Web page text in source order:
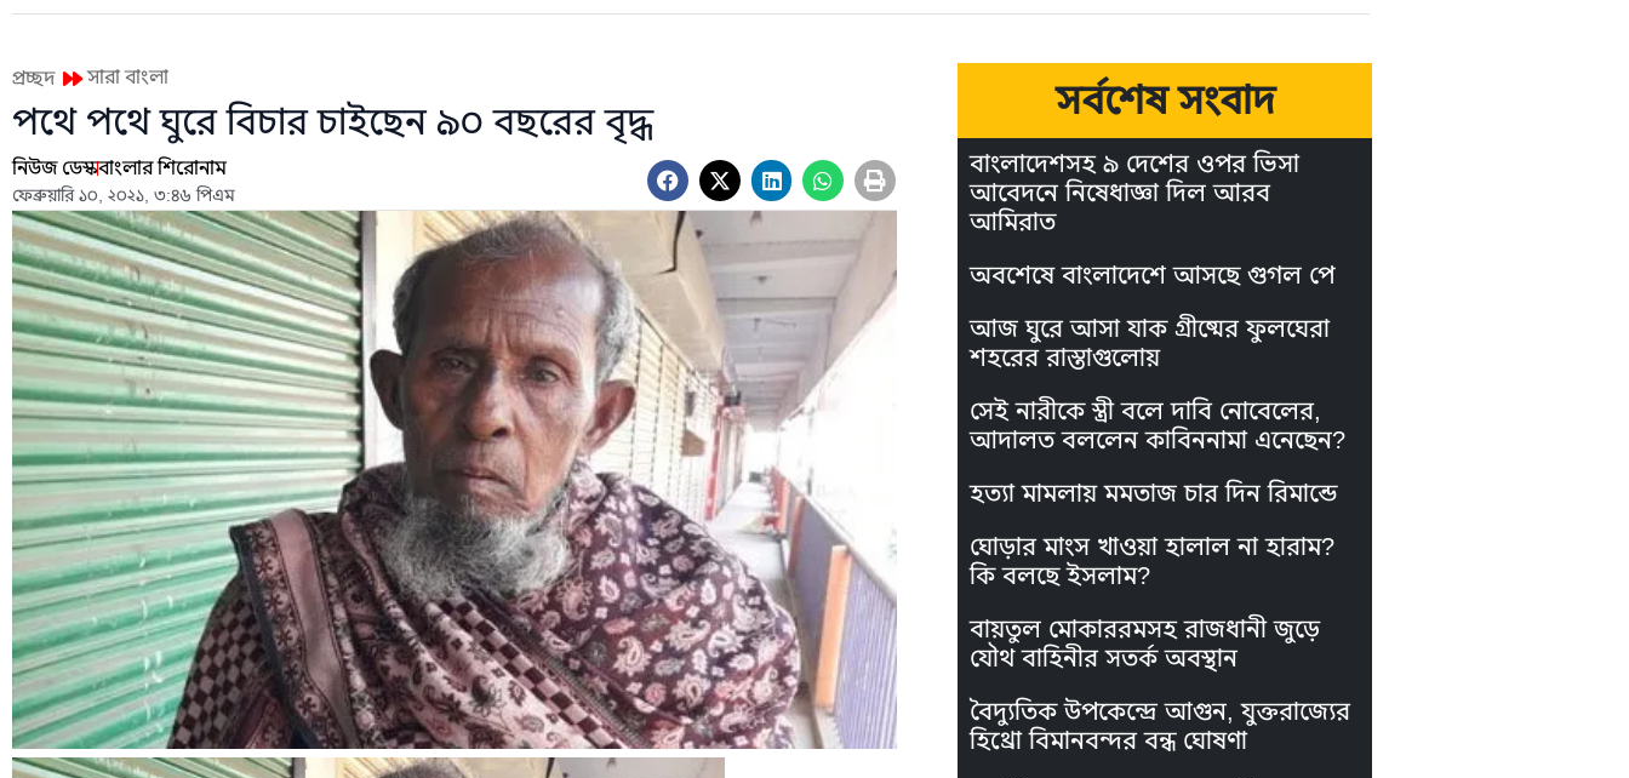
প্রচ্ছদ সারা বাংলা
পথে পথে ঘুরে বিচার চাইছেন ৯০ বছরের বৃদ্ধ
নিউজ ডেস্কবাংলার শিরোনাম
ফেব্রুয়ারি ১০, ২০২১, ৩:৪৬ পিএম
সর্বশেষ সংবাদ
বাংলাদেশসহ ৯ দেশের ওপর ভিসা
আবেদনে নিষেধাজ্ঞা দিল আরব
আমিরাত
অবশেষে বাংলাদেশে আসছে গুগল পে
আজ ঘুরে আসা যাক গ্রীষ্মের ফুলঘেরা
শহরের রাস্তাগুলোয়
সেই নারীকে স্ত্রী বলে দাবি নোবেলের,
আদালত বললেন কাবিননামা এনেছেন?
হত্যা মামলায় মমতাজ চার দিন রিমান্ডে
ঘোড়ার মাংস খাওয়া হালাল না হারাম?
কি বলছে ইসলাম?
বায়তুল মোকাররমসহ রাজধানী জুড়ে
যৌথ বাহিনীর সতর্ক অবস্থান
বৈদ্যুতিক উপকেন্দ্রে আগুন, যুক্তরাজ্যের
হিথ্রো বিমানবন্দর বন্ধ ঘোষণা